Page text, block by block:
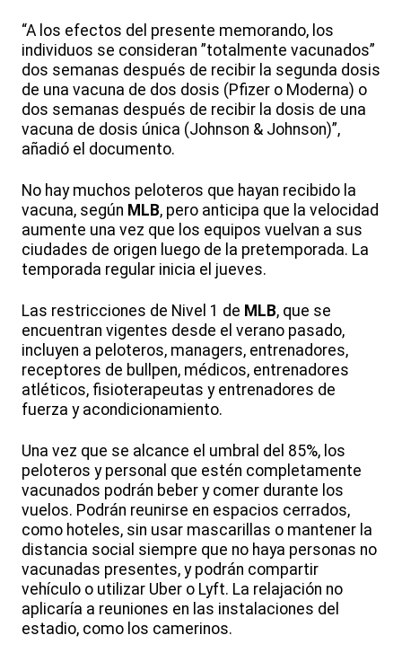
“A los efectos del presente memorando, los
individuos se consideran ”totalmente vacunados”
dos semanas después de recibir la segunda dosis
de una vacuna de dos dosis (Pfizer o Moderna) o
dos semanas después de recibir la dosis de una
vacuna de dosis única (Johnson & Johnson)”,
añadió el documento.
No hay muchos peloteros que hayan recibido la
vacuna, según MLB, pero anticipa que la velocidad
aumente una vez que los equipos vuelvan a sus
ciudades de origen luego de la pretemporada. La
temporada regular inicia el jueves.
Las restricciones de Nivel 1 de MLB, que se
encuentran vigentes desde el verano pasado,
incluyen a peloteros, managers, entrenadores,
receptores de bullpen, médicos, entrenadores
atléticos, fisioterapeutas y entrenadores de
fuerza y acondicionamiento.
Una vez que se alcance el umbral del 85%, los
peloteros y personal que estén completamente
vacunados podrán beber y comer durante los
vuelos. Podrán reunirse en espacios cerrados,
como hoteles, sin usar mascarillas o mantener la
distancia social siempre que no haya personas no
vacunadas presentes, y podrán compartir
vehículo o utilizar Uber o Lyft. La relajación no
aplicaría a reuniones en las instalaciones del
estadio, como los camerinos.